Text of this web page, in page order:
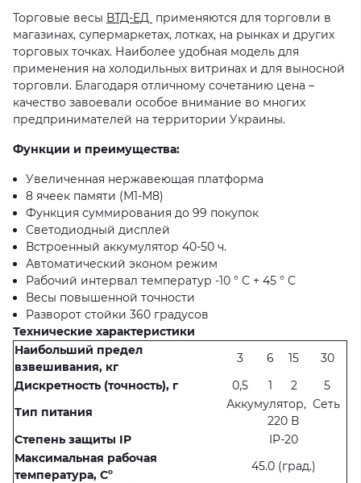
Торговые весы ВТД-ЕД применяются для торговли в
магазинах, супермаркетах, лотках, на рынках и других
торговых точках. Наиболее удобная модель для
применения на холодильных витринах и для выносной
торговли. Благодаря отличному сочетанию цена –
качество завоевали особое внимание во многих
предпринимателей на территории Украины.
Функции и преимущества:
Увеличенная нержавеющая платформа
8 ячеек памяти (М1-М8)
Функция суммирования до 99 покупок
Светодиодный дисплей
Встроенный аккумулятор 40-50 ч.
Автоматический эконом режим
Рабочий интервал температур -10 ° C + 45 ° C
Весы повышенной точности
Разворот стойки 360 градусов
Технические характеристики
Наибольший предел
взвешивания, кг
3 6 15
30
Дискретность (точность), г
0,5 1 2
5
Тип питания
Аккумулятор, Сеть
220 В
Степень защиты IP
IP-20
Максимальная рабочая
температура, Сº
45.0 (град.)